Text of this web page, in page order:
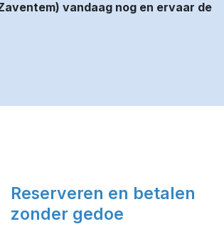
vandaag nog en ervaar de
Reserveren en betalen
zonder gedoe